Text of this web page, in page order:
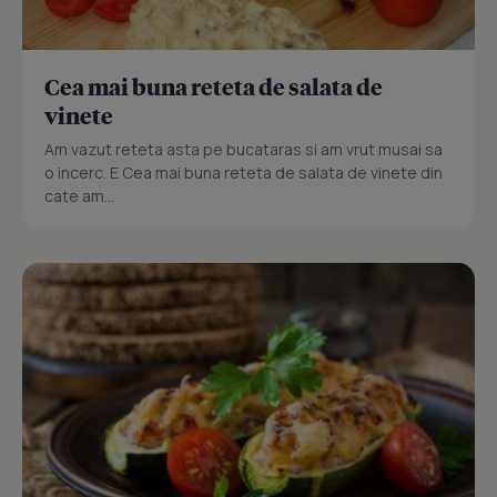
Cea mai buna reteta de salata de
vinete
Am vazut reteta asta pe bucataras si am vrut musai sa
o incerc. E Cea mai buna reteta de salata de vinete din
cate am...